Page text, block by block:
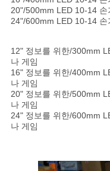
20"/500mm LED 10-14
24"/600mm LED 10-14
12" 정보를 위한/300mm
나 게임
16" 정보를 위한/400mm
나 게임
20" 정보를 위한/500mm
나 게임
24" 정보를 위한/600mm
나 게임